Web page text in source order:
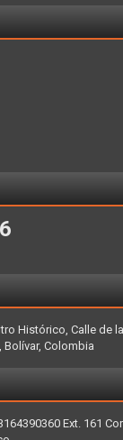
Histórico, Calle de
Bolívar, Colombia
Ext. 161